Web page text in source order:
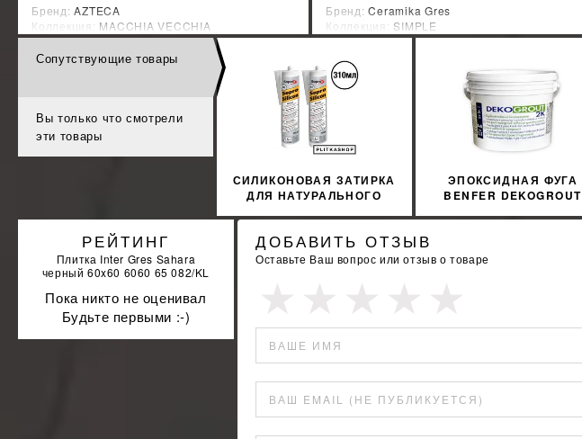
Бренд:AZTECA
Коллекция: MACCHIA VECCHIA
Страна-производитель:Испания
УЗНАТЬ СВОЮ СКИДКУ %
КУПИТЬ
Бренд:Ceramika Gres
Коллекция: SIMPLE
Страна-производитель:Польша
УЗНАТЬ СВОЮ СКИДКУ
КУПИТЬ
Сопутствующие товары
Вы только что смотрели
эти товары
СИЛИКОНОВАЯ ЗАТИРКА
ДЛЯ НАТУРАЛЬНОГО
ЭПОКСИДНАЯ ФУГА
BENFER DEKOGROUT
РЕЙТИНГ
Плитка Inter Gres Sahara
черный 60x60 6060 65 082/KL
Пока никто не оценивал
Будьте первыми :-)
ДОБАВИТЬ ОТЗЫВ
Оставьте Ваш вопрос или отзыв о товаре
ВАШЕ ИМЯ
ВАШ EMAIL (НЕ ПУБЛИКУЕТСЯ)